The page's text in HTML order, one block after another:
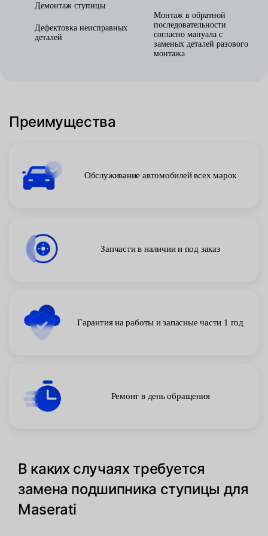
Демонтаж ступицы
Дефектовка неисправных
деталей
Монтаж в обратной
последовательности
согласно мануала с
заменых деталей разового
монтажа
Преимущества
Обслуживание автомобилей всех марок
Запчасти в наличии и под заказ
Гарантия на работы и запасные части 1 год
Ремонт в день обращения
В каких случаях требуется
замена подшипника ступицы для
Maserati